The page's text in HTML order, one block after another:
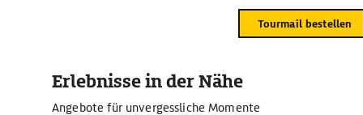
Tourmail bestellen
Erlebnisse in der Nähe
Angebote für unvergessliche Momente